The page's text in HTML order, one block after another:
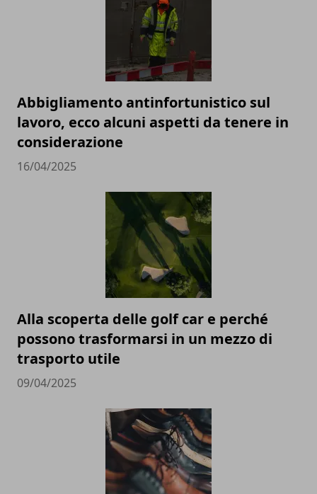
Abbigliamento antinfortunistico sul
lavoro, ecco alcuni aspetti da tenere in
considerazione
16/04/2025
Alla scoperta delle golf car e perché
possono trasformarsi in un mezzo di
trasporto utile
09/04/2025